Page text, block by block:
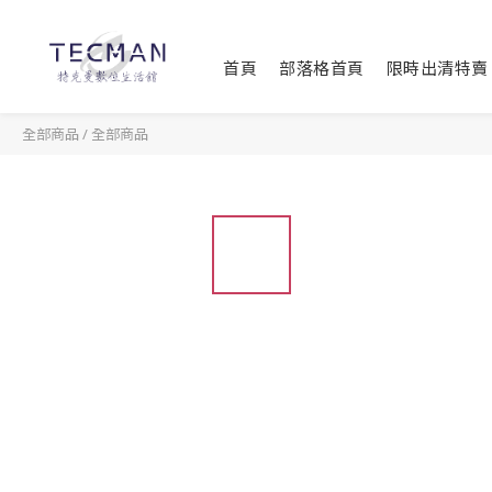
首頁 部落格首頁 限時出清特賣
全部商品 / 全部商品